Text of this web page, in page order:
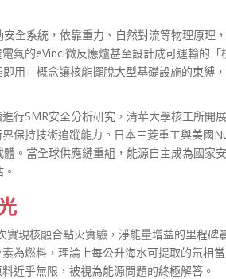
全系統，依靠重力、自然對流等物理原理
氣的eVinci微反應爐甚至設計成可運輸的「
用」概念讓核能擺脫大型基礎設施的束縛
行SMR安全分析研究，清華大學核工所開
保持技術追蹤能力。日本三菱重工與美國
。當全球供應鏈重組，能源自主成為國家
現核融合點火實驗，淨能量增益的里程碑
為燃料，理論上每公升海水可提取的氘相
近乎無限，被視為能源問題的終極解答。